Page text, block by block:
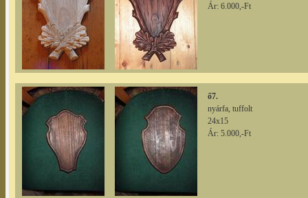
Ár: 6.000,-Ft
ő7.
nyárfa, tuffolt
24x15
Ár: 5.000,-Ft